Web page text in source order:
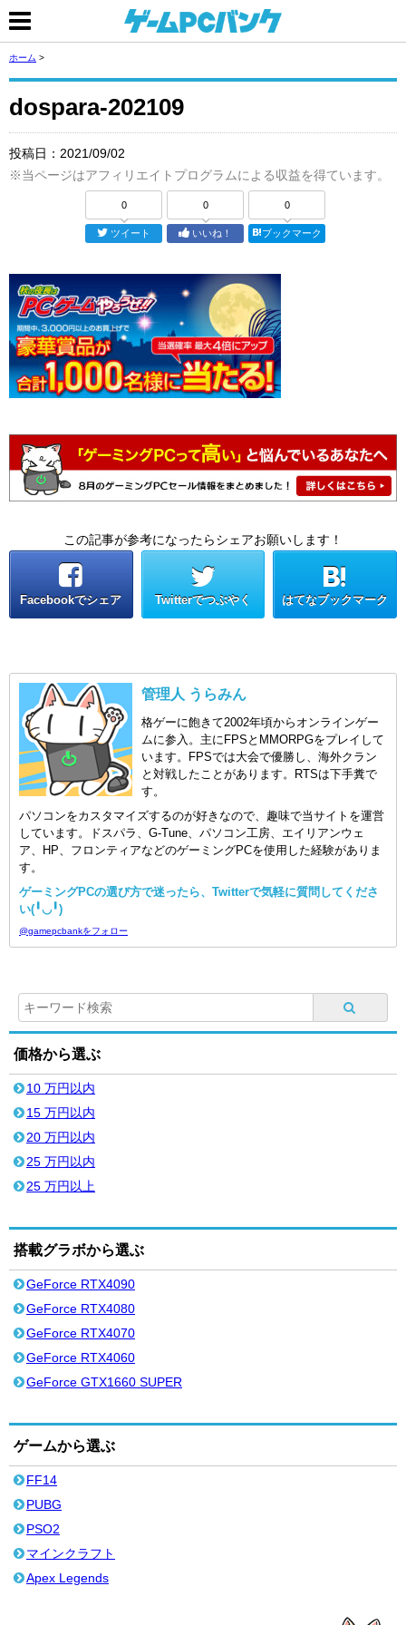
ホーム >
dospara-202109
投稿日： 2021/09/02
※当ページはアフィリエイトプログラムによる収益を得ています。
0
ツイート
0
いいね！
0
ブックマーク
この記事が参考になったらシェアお願いします！
Facebookでシェア Twitterでつぶやく はてなブックマーク
管理人 うらみん
格ゲーに飽きて2002年頃からオンラインゲー
ムに参入。主にFPSとMMORPGをプレイして
います。FPSでは大会で優勝し、海外クラン
と対戦したことがあります。RTSは下手糞で
す。
パソコンをカスタマイズするのが好きなので、趣味で当サイトを運営
しています。ドスパラ、G-Tune、パソコン工房、エイリアンウェ
ア、HP、フロンティアなどのゲーミングPCを使用した経験がありま
す。
ゲーミングPCの選び方で迷ったら、Twitterで気軽に質問してくださ
い(╹◡╹)
@gamepcbankをフォロー
価格から選ぶ
10 万円以内
15 万円以内
20 万円以内
25 万円以内
25 万円以上
搭載グラボから選ぶ
GeForce RTX4090
GeForce RTX4080
GeForce RTX4070
GeForce RTX4060
GeForce GTX1660 SUPER
ゲームから選ぶ
FF14
PUBG
PSO2
マインクラフト
Apex Legends